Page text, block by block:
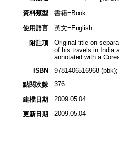
資料類型
書籍=Book
使用語言
英文=English
附註項
Original title on
of his travels in India
annotated with a
ISBN
9781406516968
點閱次數
376
建檔日期 2009.05.04
更新日期 2009.05.04